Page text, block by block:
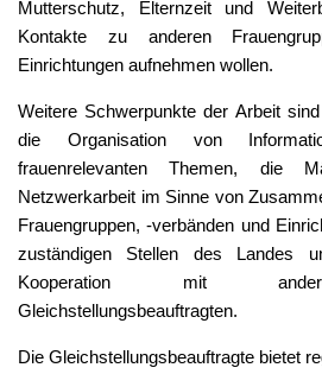
Mutterschutz, Elternzeit und
Kontakte zu anderen
Einrichtungen aufnehmen wollen.
Weitere Schwerpunkte der Arbeit
die Organisation von
frauenrelevanten Themen, die
Netzwerkarbeit im Sinne von
Frauengruppen, -verbänden und
zuständigen Stellen des Landes
Kooperation mit
Gleichstellungsbeauftragten.
Die Gleichstellungsbeauftragte bietet